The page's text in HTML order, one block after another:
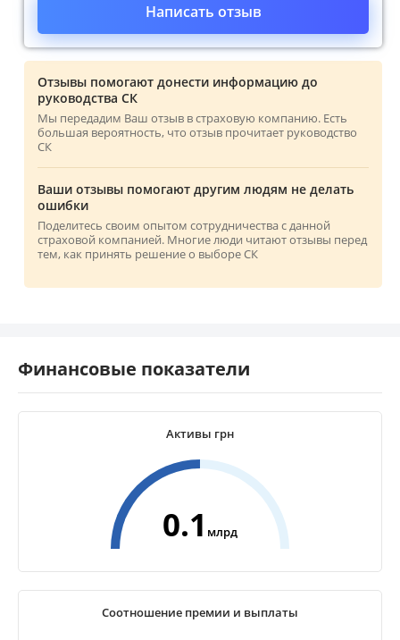
Написать отзыв
Отзывы помогают донести информацию до
руководства СК
Мы передадим Ваш отзыв в страховую компанию. Есть
большая вероятность, что отзыв прочитает руководство
СК
Ваши отзывы помогают другим людям не делать
ошибки
Поделитесь своим опытом сотрудничества с данной
страховой компанией. Многие люди читают отзывы перед
тем, как принять решение о выборе СК
Финансовые показатели
Активы грн
0.1 млрд
Соотношение премии и выплаты